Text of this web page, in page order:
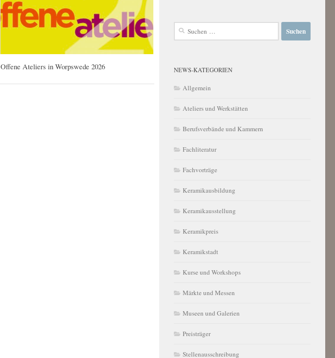
Offene Ateliers in Worpswede 2026
Suchen
NEWS-KATEGORIEN
Allgemein
Ateliers und Werkstätten
Berufsverbände und Kammern
Fachliteratur
Fachvorträge
Keramikausbildung
Keramikausstellung
Keramikpreis
Keramikstadt
Kurse und Workshops
Märkte und Messen
Museen und Galerien
Preisträger
Stellenausschreibung